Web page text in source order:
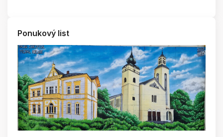
Ponukový list